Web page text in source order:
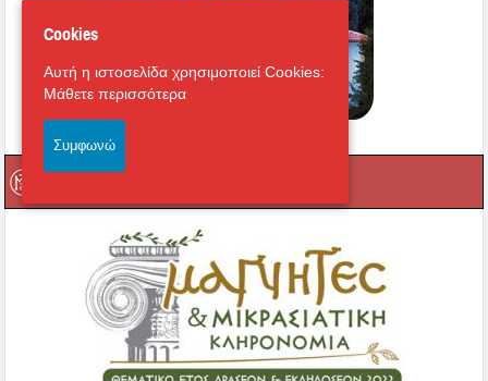
Cookies
Αυτή η ιστοσελίδα χρησιμοποιεί Cookies:
Μάθετε περισσότερα
Συμφωνώ